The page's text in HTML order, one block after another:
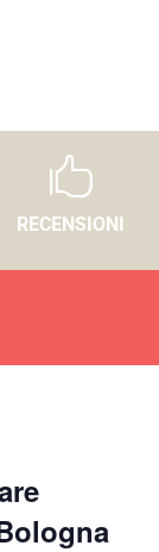

RECENSIONI